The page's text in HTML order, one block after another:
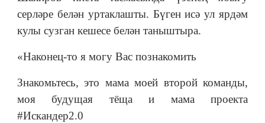
серләре белән уртаклашты. Бүген исә ул ярдәм
кулы сузган кешесе белән таныштыра.
«Наконец-то я могу Вас познакомить
Знакомьтесь, это мама моей второй команды,
моя будущая тёща и мама проекта
#Искандер2.0